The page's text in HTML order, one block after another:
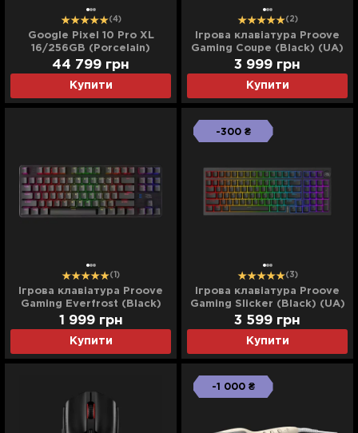
(4)
Google Pixel 10 Pro XL
16/256GB (Porcelain)
Купити
44 799 грн
(2)
Ігрова клавіатура Proove
Gaming Coupe (Black) (UA)
Купити
3 999 грн
(1)
Ігрова клавіатура Proove
Gaming Everfrost (Black)
(UA)
Купити
1 999 грн
-300 ₴
(3)
Ігрова клавіатура Proove
Gaming Slicker (Black) (UA)
Купити
3 599 грн
-1 000 ₴